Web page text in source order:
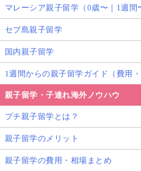
マレーシア親子留学（0歳〜｜1週間
セブ島親子留学
国内親子留学
1週間からの親子留学ガイド（費用・
親子留学・子連れ海外ノウハウ
プチ親子留学とは？
親子留学のメリット
親子留学の費用・相場まとめ